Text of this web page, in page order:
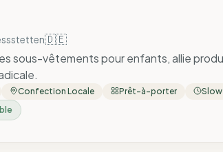
🇩🇪
sous-vêtements pour enfants, allie
Confection Locale Prêt-à-porter
Slow